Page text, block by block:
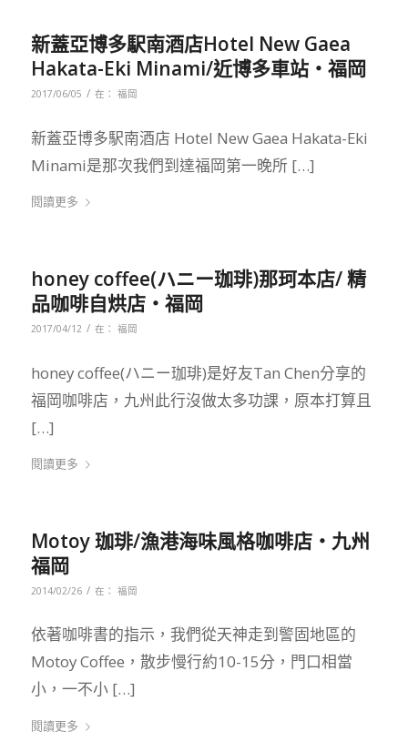
新蓋亞博多駅南酒店Hotel New Gaea
Hakata-Eki Minami/近博多車站‧福岡
2017/06/05 / 在： 福岡
新蓋亞博多駅南酒店 Hotel New Gaea Hakata-Eki
Minami是那次我們到達福岡第一晚所 […]
閱讀更多
honey coffee(ハニー珈琲)那珂本店/ 精
品咖啡自烘店‧福岡
2017/04/12 / 在： 福岡
honey coffee(ハニー珈琲)是好友Tan Chen分享的
福岡咖啡店，九州此行沒做太多功課，原本打算且
[…]
閱讀更多
Motoy 珈琲/漁港海味風格咖啡店‧九州
福岡
2014/02/26 / 在： 福岡
依著咖啡書的指示，我們從天神走到警固地區的
Motoy Coffee，散步慢行約10-15分，門口相當
小，一不小 […]
閱讀更多